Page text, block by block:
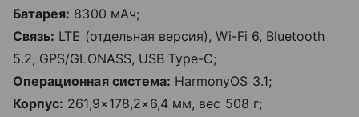
Батарея: 8300 мАч;
Связь: LTE (отдельная версия), Wi-Fi 6, Bluetooth
5.2, GPS/GLONASS, USB Type-C;
Операционная система: HarmonyOS 3.1;
Корпус: 261,9×178,2×6,4 мм, вес 508 г;